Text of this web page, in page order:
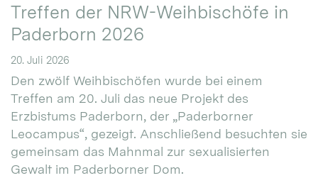
Treffen der NRW-Weihbischöfe in
Paderborn 2026
20. Juli 2026
Den zwölf Weihbischöfen wurde bei einem
Treffen am 20. Juli das neue Projekt des
Erzbistums Paderborn, der „Paderborner
Leocampus“, gezeigt. Anschließend besuchten sie
gemeinsam das Mahnmal zur sexualisierten
Gewalt im Paderborner Dom.